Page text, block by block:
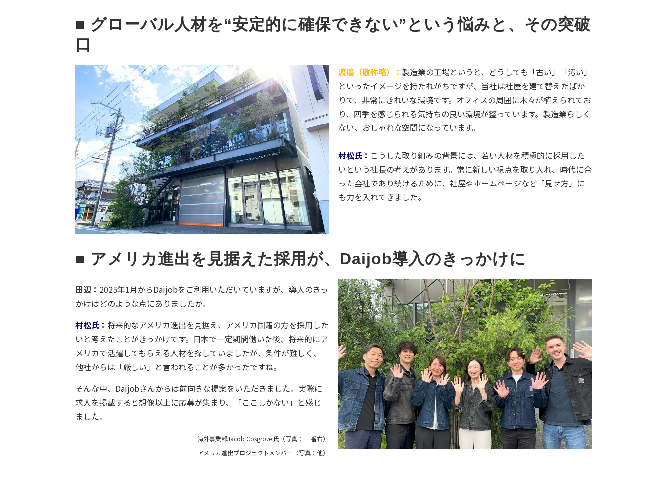
■ グローバル人材を“安定的に確保できない”という悩みと、その突破
口
渡邉（敬称略）： 製造業の工場というと、どうしても「古い」「汚い」
といったイメージを持たれがちですが、当社は社屋を建て替えたばか
りで、非常にきれいな環境です。オフィスの周囲に木々が植えられてお
り、四季を感じられる気持ちの良い環境が整っています。製造業らしく
ない、おしゃれな空間になっています。
村松氏： こうした取り組みの背景には、若い人材を積極的に採用した
いという社長の考えがあります。常に新しい視点を取り入れ、時代に合
った会社であり続けるために、社屋やホームページなど「見せ方」に
も力を入れてきました。
■ アメリカ進出を見据えた採用が、Daijob導入のきっかけに
田辺： 2025年1月からDaijobをご利用いただいていますが、導入のきっ
かけはどのような点にありましたか。
村松氏： 将来的なアメリカ進出を見据え、アメリカ国籍の方を採用した
いと考えたことがきっかけです。日本で一定期間働いた後、将来的にア
メリカで活躍してもらえる人材を探していましたが、条件が難しく、
他社からは「厳しい」と言われることが多かったですね。
そんな中、 Daijobさんからは前向きな提案をいただきました。実際に
求人を掲載すると想像以上に応募が集まり、「ここしかない」と感じ
ました。
海外事業部Jacob Cosgrove 氏（写真： 一番右）
アメリカ進出プロジェクトメンバー（写真：他）